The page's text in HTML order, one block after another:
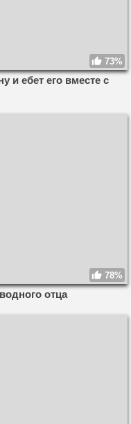
73%
и ебет его вместе с
78%
отца